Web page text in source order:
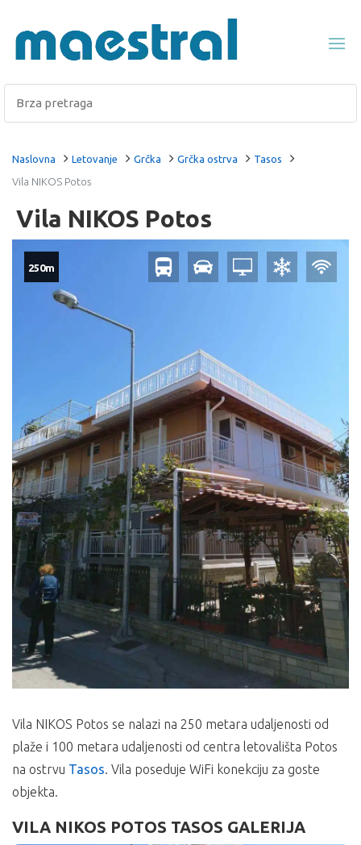
Naslovna Letovanje Grčka Grčka ostrva
Tasos
Vila NIKOS Potos
Vila NIKOS Potos
250m
Vila NIKOS Potos se nalazi na 250 metara udaljenosti od
plaže i 100 metara udaljenosti od centra letovališta Potos
na ostrvu Tasos. Vila poseduje WiFi konekciju za goste
objekta.
VILA NIKOS POTOS TASOS GALERIJA